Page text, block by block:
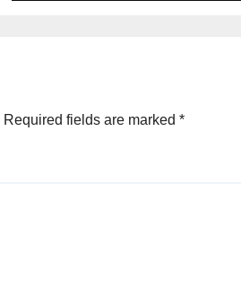
Required fields are marked *